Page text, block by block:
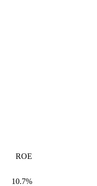
ROE
10.7%